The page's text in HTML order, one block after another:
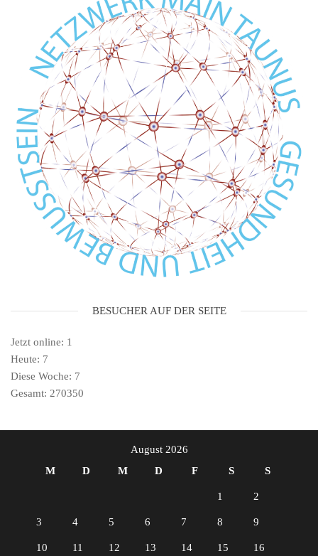
BESUCHER AUF DER SEITE
Jetzt online: 1
Heute: 7
Diese Woche: 7
Gesamt: 270350
August 2026
M
D M D F S S
1 2
3 4 5 6 7 8 9
10 11 12 13 14 15 16